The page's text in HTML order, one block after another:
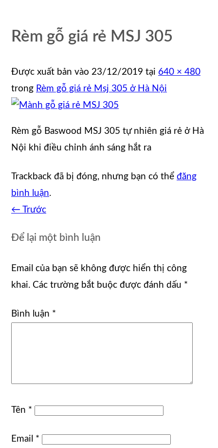
Rèm gỗ giá rẻ MSJ 305
Được xuất bản vào 23/12/2019 tại 640 × 480
trong Rèm gỗ giá rẻ Msj 305 ở Hà Nội
Rèm gỗ Baswood MSJ 305 tự nhiên giá rẻ ở Hà
Nội khi điều chỉnh ánh sáng hắt ra
Trackback đã bị đóng, nhưng bạn có thể đăng
bình luận.
← Trước
Để lại một bình luận
Email của bạn sẽ không được hiển thị công
khai. Các trường bắt buộc được đánh dấu *
Bình luận *
Tên *
Email *